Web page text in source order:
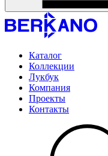
Каталог
Коллекции
Лукбук
Компания
Проекты
Контакты